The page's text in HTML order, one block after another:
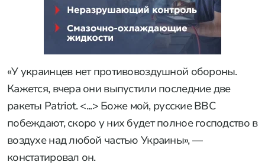
«У украинцев нет противовоздушной обороны.
Кажется, вчера они выпустили последние две
ракеты Patriot. <...> Боже мой, русские ВВС
побеждают, скоро у них будет полное господство в
воздухе над любой частью Украины», —
констатировал он.